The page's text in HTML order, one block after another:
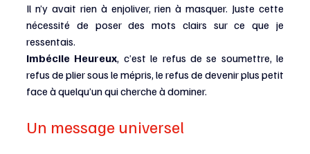
Il n’y avait rien à enjoliver, rien à masquer. Juste cette
nécessité de poser des mots clairs sur ce que je
ressentais.
Imbécile Heureux, c’est le refus de se soumettre, le
refus de plier sous le mépris, le refus de devenir plus petit
face à quelqu’un qui cherche à dominer.
Un message universel